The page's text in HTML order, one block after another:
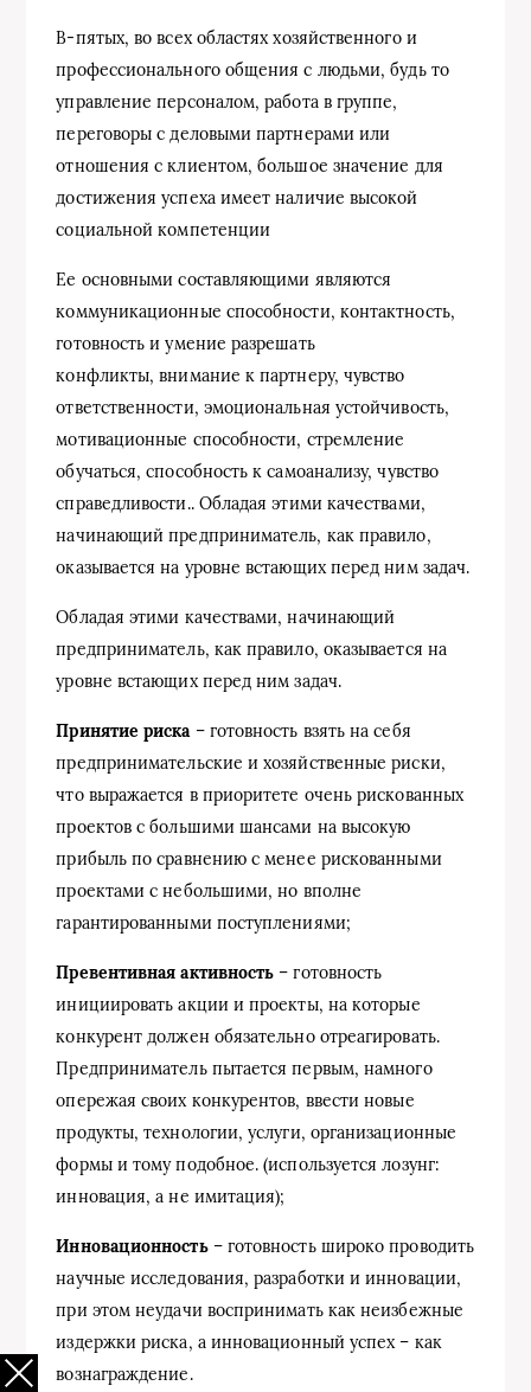
В-пятых, во всех областях хозяйственного и
профессионального общения с людьми, будь то
управление персоналом, работа в группе,
переговоры с деловыми партнерами или
отношения с клиентом, большое значение для
достижения успеха имеет наличие высокой
социальной компетенции
Ее основными составляющими являются
коммуникационные способности, контактность,
готовность и умение разрешать
конфликты, внимание к партнеру, чувство
ответственности, эмоциональная устойчивость,
мотивационные способности, стремление
обучаться, способность к самоанализу, чувство
справедливости.. Обладая этими качествами,
начинающий предприниматель, как правило,
оказывается на уровне встающих перед ним задач.
Обладая этими качествами, начинающий
предприниматель, как правило, оказывается на
уровне встающих перед ним задач.
Принятие риска– готовность взять на себя
предпринимательские и хозяйственные риски,
что выражается в приоритете очень рискованных
проектов с большими шансами на высокую
прибыль по сравнению с менее рискованными
проектами с небольшими, но вполне
гарантированными поступлениями;
Превентивная активность – готовность
инициировать акции и проекты, на которые
конкурент должен обязательно отреагировать.
Предприниматель пытается первым, намного
опережая своих конкурентов, ввести новые
продукты, технологии, услуги, организационные
формы и тому подобное. (используется лозунг:
инновация, а не имитация);
Инновационность– готовность широко проводить
научные исследования, разработки и инновации,
при этом неудачи воспринимать как неизбежные
издержки риска, а инновационный успех – как
вознаграждение.